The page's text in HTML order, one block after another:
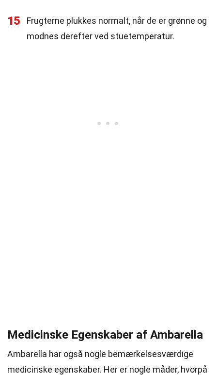
15
Frugterne plukkes normalt, når de er grønne og
modnes derefter ved stuetemperatur.
Medicinske Egenskaber af Ambarella
Ambarella har også nogle bemærkelsesværdige
medicinske egenskaber. Her er nogle måder, hvorpå